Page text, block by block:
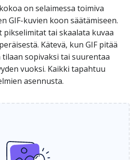
on selaimessa toimiva
GIF-kuvien koon säätämiseen.
tai skaalata kuvaa
Kätevä, kun GIF pitää
sopivaksi tai suurentaa
vuoksi. Kaikki tapahtuu
asennusta.